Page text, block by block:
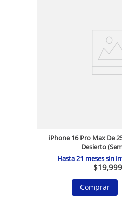
iPhone 16 Pro Max De
Desierto
Hasta21 meses sin
$19,999
Comprar